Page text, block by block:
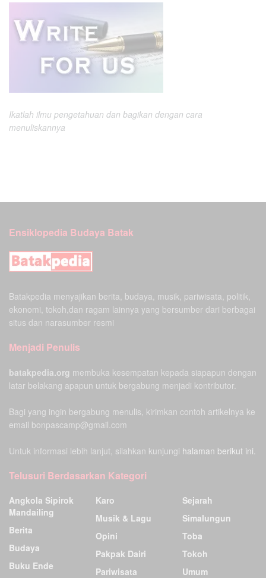
Ikatlah ilmu pengetahuan dan bagikan dengan cara
menuliskannya
Ensiklopedia Budaya Batak
Batakpedia menyajikan berita, budaya, musik, pariwisata, politik,
ekonomi, tokoh,dan ragam lainnya yang bersumber dari berbagai
situs dan narasumber resmi
Menjadi Penulis
batakpedia.org membuka kesempatan kepada siapapun dengan
latar belakang apapun untuk bergabung menjadi kontributor.
Bagi yang ingin bergabung menulis, kirimkan contoh artikelnya ke
email bonpascamp@gmail.com
Untuk informasi lebih lanjut, silahkan kunjungi halaman berikut ini.
Telusuri Berdasarkan Kategori
Angkola Sipirok
Mandailing
Berita
Budaya
Buku Ende
Karo
Musik & Lagu
Opini
Pakpak Dairi
Pariwisata
Sejarah
Simalungun
Toba
Tokoh
Umum